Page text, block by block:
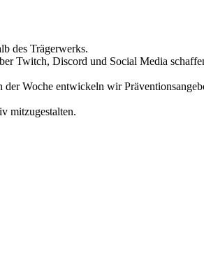
des Trägerwerks.
Twitch, Discord und Social Media
Woche entwickeln wir
mitzugestalten.